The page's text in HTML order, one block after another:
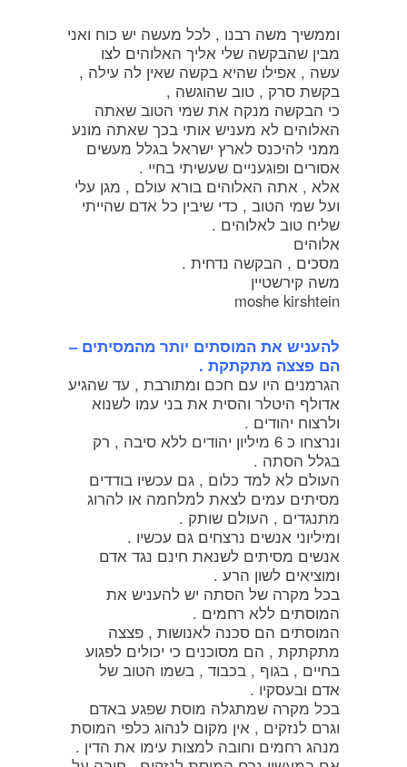
וממשיך משה רבנו , לכל מעשה יש כוח ואני
מבין שהבקשה שלי אליך האלוהים לצו
עשה , אפילו שהיא בקשה שאין לה עילה ,
בקשת סרק , טוב שהוגשה ,
כי הבקשה מנקה את שמי הטוב שאתה
האלוהים לא מעניש אותי בכך שאתה מונע
ממני להיכנס לארץ ישראל בגלל מעשים
אסורים ופוגעניים שעשיתי בחיי .
אלא , אתה האלוהים בורא עולם , מגן עלי
ועל שמי הטוב , כדי שיבין כל אדם שהייתי
שליח טוב לאלוהים .
אלוהים
מסכים , הבקשה נדחית .
משה קירשטיין
moshe kirshtein
להעניש את המוסתים יותר מהמסיתים –
הם פצצה מתקתקת .
הגרמנים היו עם חכם ומתורבת , עד שהגיע
אדולף היטלר והסית את בני עמו לשנוא
ולרצוח יהודים .
ונרצחו כ 6 מיליון יהודים ללא סיבה , רק
בגלל הסתה .
העולם לא למד כלום , גם עכשיו בודדים
מסיתים עמים לצאת למלחמה או להרוג
מתנגדים , העולם שותק .
ומיליוני אנשים נרצחים גם עכשיו .
אנשים מסיתים לשנאת חינם נגד אדם
ומוציאים לשון הרע .
בכל מקרה של הסתה יש להעניש את
המוסתים ללא רחמים .
המוסתים הם סכנה לאנושות , פצצה
מתקתקת , הם מסוכנים כי יכולים לפגוע
בחיים , בגוף , בכבוד , בשמו הטוב של
אדם ובעסקיו .
בכל מקרה שמתגלה מוסת שפגע באדם
וגרם לנזקים , אין מקום לנהוג כלפי המוסת
מנהג רחמים וחובה למצות עימו את הדין .